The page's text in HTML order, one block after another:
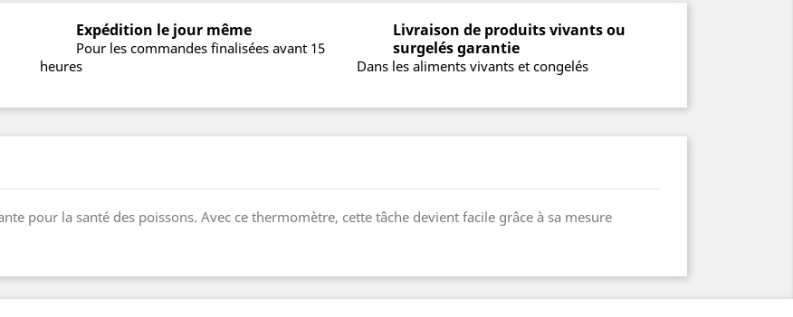
Expédition le jour même
Pour les commandes finalisées avant 15
heures
Livraison de produits vivants ou
surgelés garantie
Dans les aliments vivants et congelés
pour la santé des poissons. Avec ce thermomètre, cette tâche devient facile grâce à sa mesure